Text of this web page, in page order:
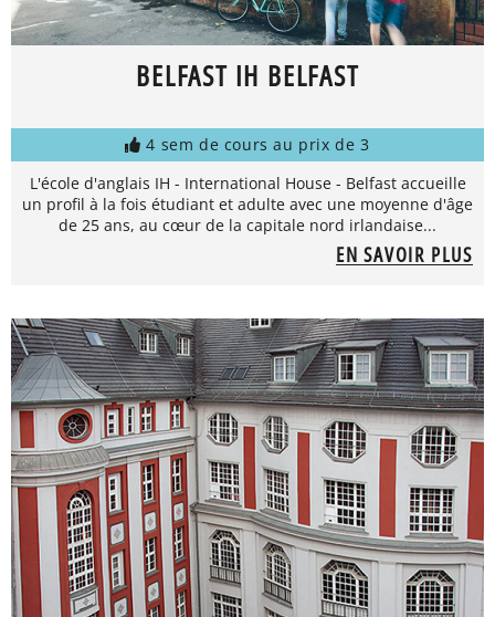
BELFAST IH BELFAST
4 sem de cours au prix de 3
L'école d'anglais IH - International House - Belfast accueille
un profil à la fois étudiant et adulte avec une moyenne d'âge
de 25 ans, au cœur de la capitale nord irlandaise...
EN SAVOIR PLUS